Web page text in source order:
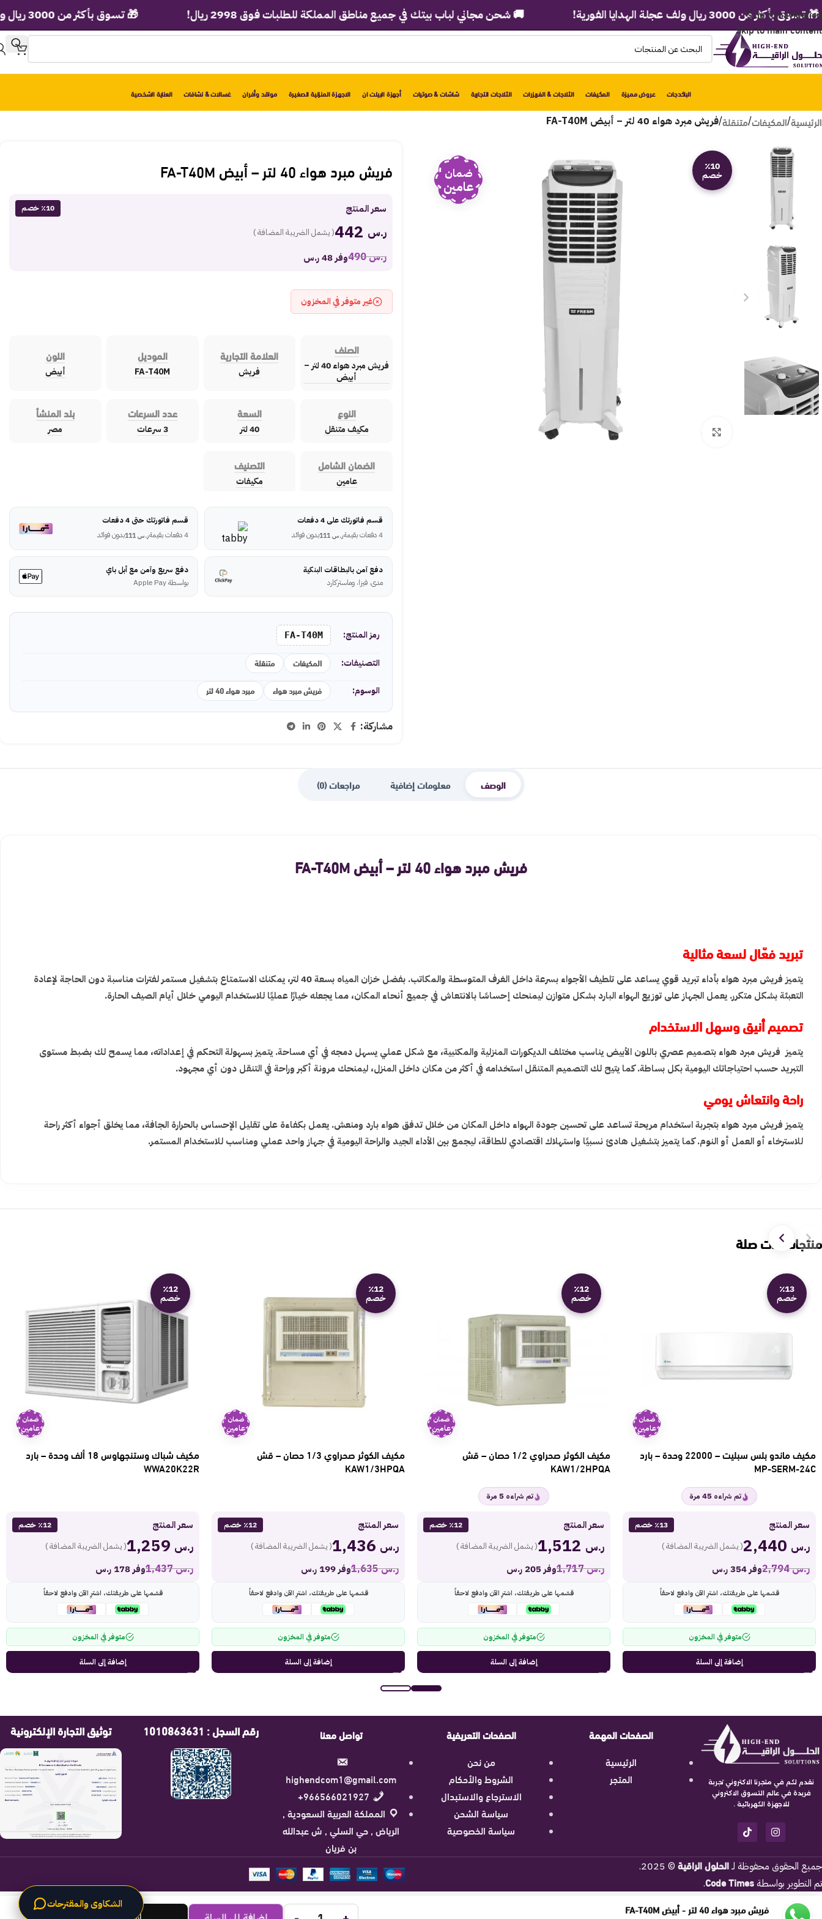
Skip to navigation
Skip to main content
الباكدجات عروض مميزة المكيفات الثلاجات & الفريزرات الثلاجات التجارية شاشات & صوتيات أجهزة البيلت ان الاجهزة المنزلية الصغيرة مواقد وأفران غسالات & نشافات العناية الشخصية
الرئيسية/المكيفات/متنقلة/فريش مبرد هواء 40 لتر – أبيض FA-T40M
٪10
خصم ضمان
عامين
فريش مبرد هواء 40 لتر – أبيض FA-T40M
سعر المنتج ٪10 خصم
ر.س ( يشمل الضريبة المضافة )
ر.س490 وفر 48 ر.س
غير متوفر في المخزون
الصنف
فريش مبرد هواء 40 لتر –
أبيض
العلامة التجارية
فريش
الموديل
FA-T40M
اللون
أبيض
النوع
مكيف متنقل
السعة
40 لتر
عدد السرعات
3 سرعات
بلد المنشأ
مصر
الضمان الشامل
عامين
التصنيف
مكيفات
قسم فاتورتك على 4 دفعات
4 دفعات بقيمة
ر.س بدون فوائد
قسم فاتورتك حتى 4 دفعات
4 دفعات بقيمة
ر.س 111 بدون فوائد
دفع آمن بالبطاقات البنكية
مدى، فيزا، وماستركارد
دفع سريع وآمن مع أبل باي
بواسطة Apple Pay
رمز المنتج: FA-T40M
التصنيفات: المكيفات متنقلة
الوسوم: فريش مبرد هواء مبرد هواء 40 لتر
مشاركة:
الوصف معلومات إضافية مراجعات (0)
فريش مبرد هواء 40 لتر – أبيض FA-T40M
تبريد فعّال لسعة مثالية
يتميز فريش مبرد هواء بأداء تبريد قوي يساعد على تلطيف الأجواء بسرعة داخل الغرف المتوسطة والمكاتب. بفضل خزان المياه بسعة 40 لتر، يمكنك الاستمتاع بتشغيل مستمر لفترات مناسبة دون الحاجة لإعادة
التعبئة بشكل متكرر. يعمل الجهاز على توزيع الهواء البارد بشكل متوازن ليمنحك إحساسًا بالانتعاش في جميع أنحاء المكان، مما يجعله خيارًا عمليًا للاستخدام اليومي خلال أيام الصيف الحارة.
تصميم أنيق وسهل الاستخدام
يتميز فريش مبرد هواء بتصميم عصري باللون الأبيض يناسب مختلف الديكورات المنزلية والمكتبية، مع شكل عملي يسهل دمجه في أي مساحة. يتميز بسهولة التحكم في إعداداته، مما يسمح لك بضبط مستوى
التبريد حسب احتياجاتك اليومية بكل بساطة. كما يتيح لك التصميم المتنقل استخدامه في أكثر من مكان داخل المنزل، ليمنحك مرونة أكبر وراحة في التنقل دون أي مجهود.
راحة وانتعاش يومي
يتميز فريش مبرد هواء بتجربة استخدام مريحة تساعد على تحسين جودة الهواء داخل المكان من خلال تدفق هواء بارد ومنعش. يعمل بكفاءة على تقليل الإحساس بالحرارة الجافة، مما يخلق أجواء أكثر راحة
للاسترخاء أو العمل أو النوم. كما يتميز بتشغيل هادئ نسبيًا واستهلاك اقتصادي للطاقة، ليجمع بين الأداء الجيد والراحة اليومية في جهاز واحد عملي ومناسب للاستخدام المستمر.
منتجات ذات صلة
٪13
خصم
ضمان
عامين
مكيف ماندو بلس سبليت – 22000 وحدة – بارد
MP-SERM-24C
تم شراءه 45 مرة
سعر المنتج ٪13 خصم
ر.س ( يشمل الضريبة المضافة )
ر.س2,794 وفر 354 ر.س
قسّمها على طريقتك، اشترِ الآن وادفع لاحقاً
متوفر في المخزون
إضافة إلى السلة
٪12
خصم
ضمان
عامين
مكيف الكوثر صحراوي 1/2 حصان – قش
KAW1/2HPQA
تم شراءه 5 مرة
سعر المنتج ٪12 خصم
ر.س ( يشمل الضريبة المضافة )
ر.س1,717 وفر 205 ر.س
قسّمها على طريقتك، اشترِ الآن وادفع لاحقاً
متوفر في المخزون
إضافة إلى السلة
٪12
خصم
ضمان
عامين
مكيف الكوثر صحراوي 1/3 حصان – قش
KAW1/3HPQA
سعر المنتج ٪12 خصم
ر.س ( يشمل الضريبة المضافة )
ر.س1,635 وفر 199 ر.س
قسّمها على طريقتك، اشترِ الآن وادفع لاحقاً
متوفر في المخزون
إضافة إلى السلة
٪12
خصم
ضمان
عامين
مكيف شباك وستنجهاوس 18 ألف وحدة – بارد
WWA20K22R
سعر المنتج ٪12 خصم
ر.س ( يشمل الضريبة المضافة )
ر.س1,437 وفر 178 ر.س
قسّمها على طريقتك، اشترِ الآن وادفع لاحقاً
متوفر في المخزون
إضافة إلى السلة
نقدم لكم في متجرنا الاكتروني تجربة
فريدة في عالم التسوق الاكتروني
للاجهزة الكهربائية .
الصفحات المهمة
الرئيسية
المتجر
الصفحات التعريفية
من نحن
الشروط والأحكام
الاسترجاع والاستبدال
سياسة الشحن
سياسة الخصوصية
تواصل معنا
highendcom1@gmail.com
966566021927+
المملكة العربية السعودية ,
الرياض , حي السلي , ش عبدالله
بن فريان
رقم السجل : 1010863631 توثيق التجارة الإلكترونية
جميع الحقوق محفوظة لـالحلول الراقية © 2025.
تم التطوير بواسطة Code Times
.
فريش مبرد هواء 40 لتر - أبيض FA-T40M
🎁 تسوق بأكثر من 3000 ريال ولف عجلة الهدايا الفورية! 3000 ريال ولف عجلة الهدايا الفورية! 🚚 شحن مجاني لباب بيتك في جميع مناطق المملكة للطلبات فوق 2998 ريال!
الشكاوى والمقترحات